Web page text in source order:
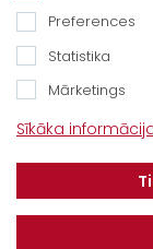
Kontakti
Jelgavas
Preferences
Statistika
Mārketings
Sīkāka